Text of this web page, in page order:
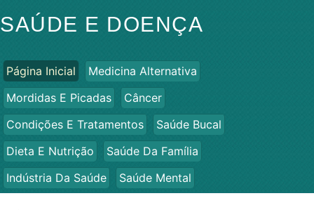
SAÚDE E DOENÇA
Página Inicial
Medicina Alternativa
Mordidas E Picadas
Câncer
Condições E Tratamentos
Saúde Bucal
Dieta E Nutrição
Saúde Da Família
Indústria Da Saúde
Saúde Mental